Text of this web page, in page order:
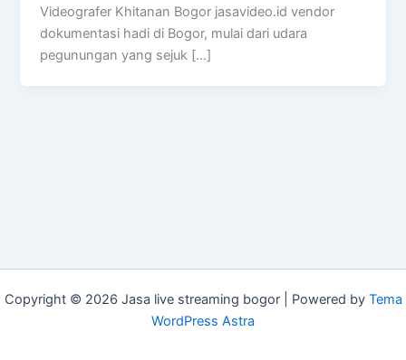
Videografer Khitanan Bogor jasavideo.id vendor
dokumentasi hadi di Bogor, mulai dari udara
pegunungan yang sejuk […]
Copyright © 2026 Jasa live streaming bogor | Powered by Tema
WordPress Astra